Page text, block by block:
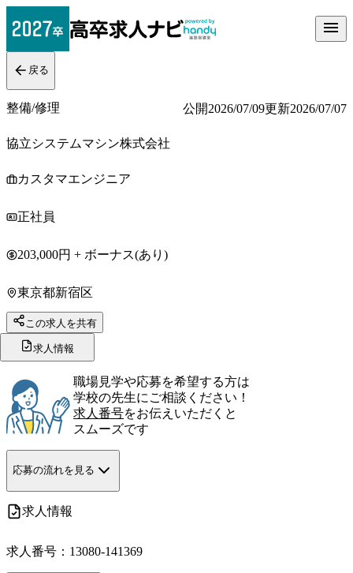
戻る
整備/修理 公開2026/07/09更新2026/07/07
協立システムマシン株式会社
カスタマエンジニア
正社員
203,000円 + ボーナス(あり)
東京都新宿区
この求人を共有
求人情報
職場見学や応募を希望する方は
学校の先生にご相談ください！
求人番号をお伝えいただくと
スムーズです
応募の流れを見る
求人情報
求人番号： 13080-141369